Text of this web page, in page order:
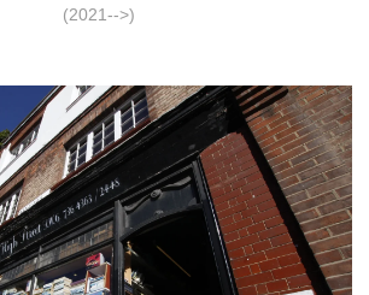
(2021-->)